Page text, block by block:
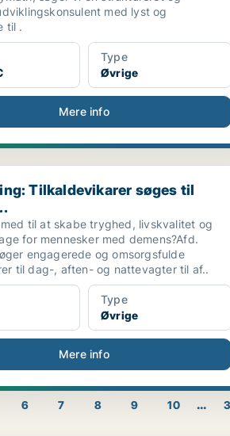
med lyst og
til .
Type
Øvrige
Mere info
søges til dag-, aft...
Tilkaldevikarer søges til
til at skabe tryghed, livskvalitet og
for mennesker med demens?Afd.
engagerede og omsorgsfulde
til dag-, aften- og nattevagter til af..
Type
Øvrige
Mere info
6 7 8 9 10 ...